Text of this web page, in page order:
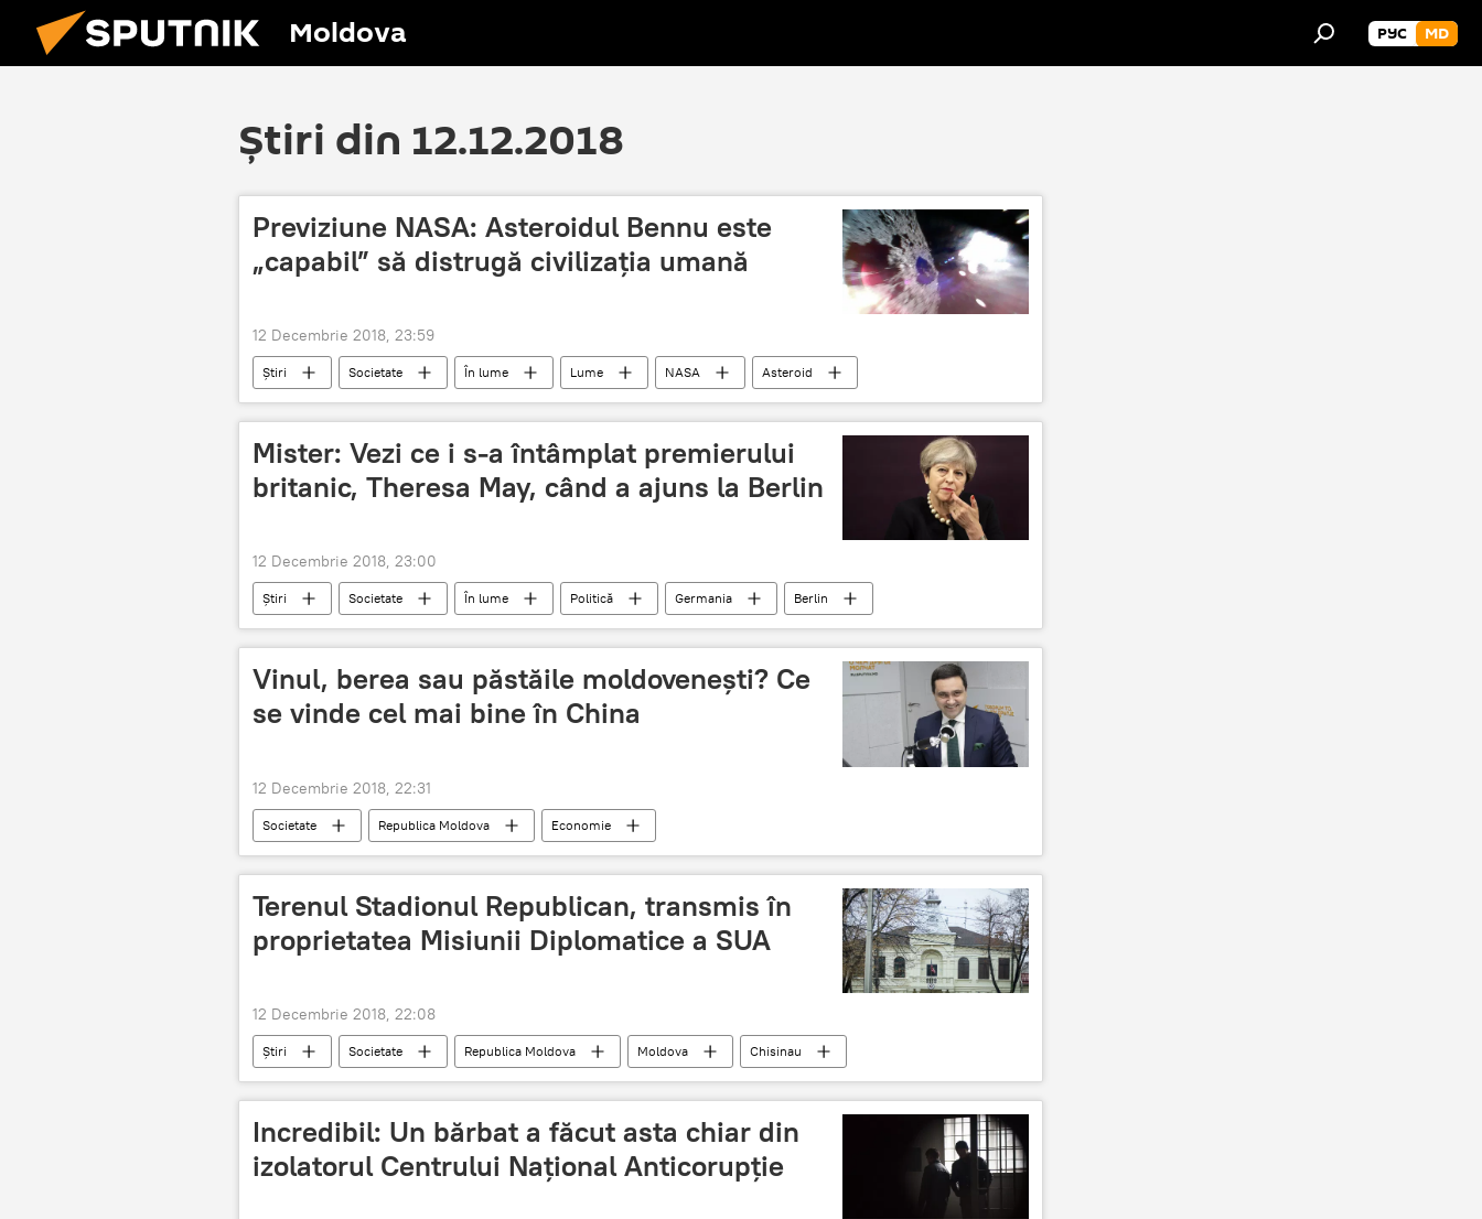
Moldova РУС MD
Știri din 12.12.2018
Previziune NASA: Asteroidul Bennu este
„capabil” să distrugă civilizația umană
12 Decembrie 2018, 23:59
Știri Societate În lume Lume NASA
Asteroid
distrugere
civilizatie oameni
Mister: Vezi ce i s-a întâmplat premierului
britanic, Theresa May, când a ajuns la Berlin
12 Decembrie 2018, 23:00
Știri Societate În lume Politică Germania
Berlin
Theresa May
premier britanic
Vinul, berea sau păstăile moldovenești? Ce
se vinde cel mai bine în China
12 Decembrie 2018, 22:31
Societate Republica Moldova Economie
Terenul Stadionul Republican, transmis în
proprietatea Misiunii Diplomatice a SUA
12 Decembrie 2018, 22:08
Știri Societate Republica Moldova Moldova
Chisinau
stadionul republican
Ambasada SUA Teren proprietate
Incredibil: Un bărbat a făcut asta chiar din
izolatorul Centrului Național Anticorupție